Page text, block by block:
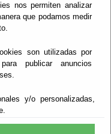
nos permiten analizar
que podamos medir
son utilizadas por
publicar anuncios
y/o personalizadas,
808 KB